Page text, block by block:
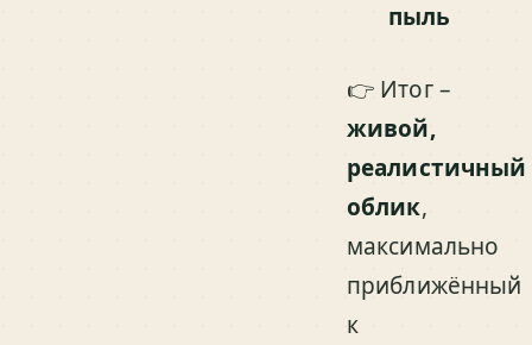
пыль
👉 Итог –
живой,
реалистичный
облик,
максимально
приближённый
к